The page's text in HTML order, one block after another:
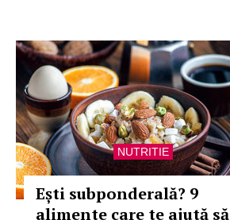
NUTRITIE
Ești subponderală? 9
alimente care te ajută să